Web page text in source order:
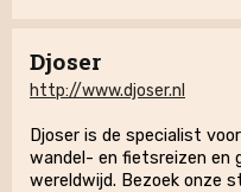
Djoser
http://www.djoser.nl
Djoser is de specialist
wandel- en fietsreizen en
wereldwijd. Bezoek onze